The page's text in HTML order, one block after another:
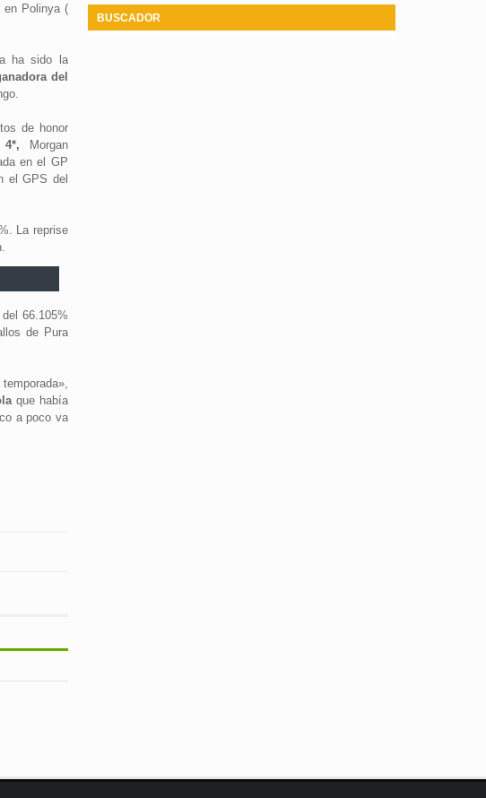
en Polinya (
ha sido la
del
de honor
Morgan
en el GP
el GPS del
La reprise
66.105%
de Pura
que había
a poco va
BUSCADOR